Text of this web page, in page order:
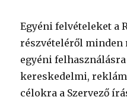
Egyéni felvételeket a
részvételéről minden
egyéni
kereskedelmi,
célokra a Szervező